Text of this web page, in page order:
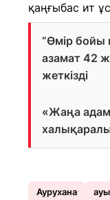
қаңғыбас ит
“Өмір бойы
азамат 42
жеткізді
«Жаңа
Аурухана